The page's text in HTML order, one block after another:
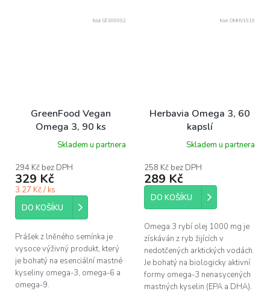
GreenFood Vegan
Omega 3, 90 ks
Skladem u partnera
294 Kč bez DPH
329 Kč
3.27 Kč / ks
DO KOŠÍKU
Prášek z lněného semínka je
vysoce výživný produkt, který
je bohatý na esenciální mastné
kyseliny omega-3, omega-6 a
omega-9.
Kód: GF300092
Herbavia Omega 3, 60
kapslí
Skladem u partnera
258 Kč bez DPH
289 Kč
DO KOŠÍKU
Omega 3 rybí olej 1000 mg je
získáván z ryb žijících v
nedotčených arktických vodách.
Je bohatý na biologicky aktivní
formy omega-3 nenasycených
mastných kyselin (EPA a DHA).
Kód: OMHV1619